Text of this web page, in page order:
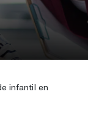
infantil en